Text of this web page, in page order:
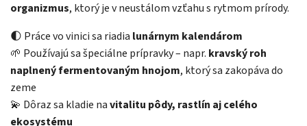
organizmus, ktorý je v neustálom vzťahu s rytmom prírody.
🌓 Práce vo vinici sa riadia lunárnym kalendárom
🌱 Používajú sa špeciálne prípravky – napr. kravský roh
naplnený fermentovaným hnojom, ktorý sa zakopáva do
zeme
💫 Dôraz sa kladie navitalitu pôdy, rastlín aj celého
ekosystému